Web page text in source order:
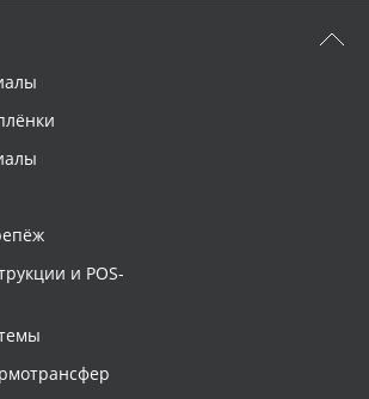
и POS-